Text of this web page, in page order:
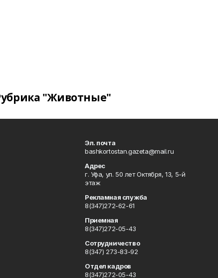
"Животные"
Эл. почта
bashkortostan.gazeta@mail.ru
Адрес
г. Уфа, ул. 50 лет Октября, 13, 5-й
этаж
Рекламная служба
8(347)272-62-61
Приемная
8(347)272-05-43
Сотрудничество
8(347) 273-83-92
Отдел кадров
8(347)272-05-43